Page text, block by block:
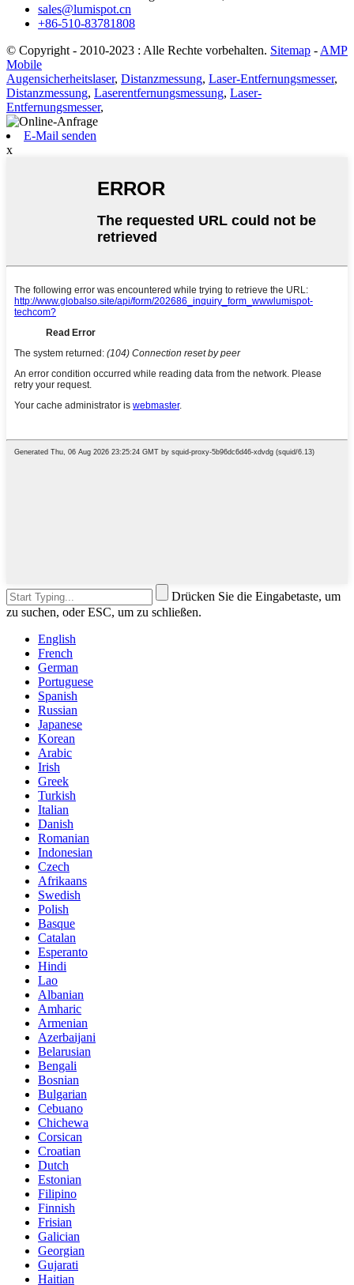
sales@lumispot.cn
+86-510-83781808
© Copyright - 2010-2023 : Alle Rechte vorbehalten. Sitemap - AMP
Mobile
Augensicherheitslaser, Distanzmessung, Laser-Entfernungsmesser,
Distanzmessung, Laserentfernungsmessung, Laser-
Entfernungsmesser,
E-Mail senden
x
Drücken Sie die Eingabetaste, um
zu suchen, oder ESC, um zu schließen.
English
French
German
Portuguese
Spanish
Russian
Japanese
Korean
Arabic
Irish
Greek
Turkish
Italian
Danish
Romanian
Indonesian
Czech
Afrikaans
Swedish
Polish
Basque
Catalan
Esperanto
Hindi
Lao
Albanian
Amharic
Armenian
Azerbaijani
Belarusian
Bengali
Bosnian
Bulgarian
Cebuano
Chichewa
Corsican
Croatian
Dutch
Estonian
Filipino
Finnish
Frisian
Galician
Georgian
Gujarati
Haitian